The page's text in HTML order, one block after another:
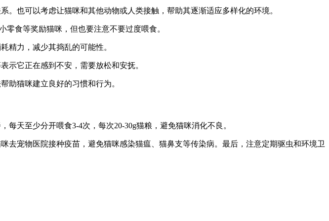
也可以考虑让猫咪和其他动物或人类接触，帮助其逐渐适应多样化的环境。
零食等奖励猫咪，但也要注意不要过度喂食。
精力，减少其捣乱的可能性。
示它正在感到不安，需要放松和安抚。
助猫咪建立良好的习惯和行为。
天至少分开喂食3-4次，每次20-30g猫粮，避免猫咪消化不良。
宠物医院接种疫苗，避免猫咪感染猫瘟、猫鼻支等传染病。最后，注意定期驱虫和环境卫